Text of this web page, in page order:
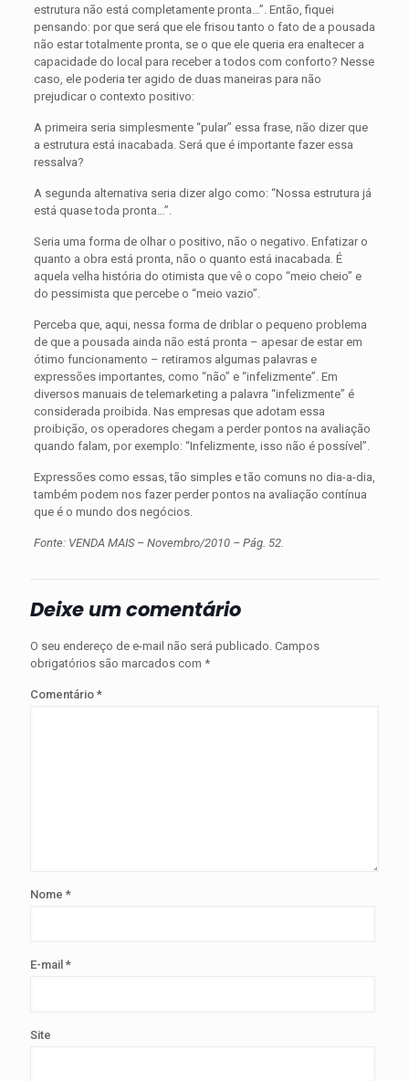
estrutura não está completamente pronta…”. Então, fiquei
pensando: por que será que ele frisou tanto o fato de a pousada
não estar total­mente pronta, se o que ele queria era enaltecer a
capa­cidade do local para receber a todos com conforto? Nesse
caso, ele poderia ter agido de duas maneiras para não
prejudicar o contexto positivo:
A primeira seria simplesmente “pular” essa frase, não dizer que
a estrutura está inacabada. Será que é importante fazer essa
ressalva?
A segunda alternativa seria dizer algo como: “Nossa estrutura já
está quase toda pronta…”.
Seria uma forma de olhar o positivo, não o negativo. Enfatizar o
quanto a obra está pronta, não o quanto está inacabada. É
aquela velha história do otimista que vê o copo “meio cheio” e
do pessimista que percebe o “meio vazio”.
Perceba que, aqui, nessa forma de driblar o peque­no problema
de que a pousada ainda não está pronta – apesar de estar em
ótimo funcionamento – retiramos algumas palavras e
expressões importantes, como “não” e “infelizmente”. Em
diversos manuais de telemarketing a palavra “infelizmente” é
considerada proibida. Nas empresas que adotam essa
proibição, os operadores chegam a perder pontos na avaliação
quando falam, por exemplo: “Infelizmente, isso não é possível”.
Expressões como essas, tão simples e tão comuns no dia-a-dia,
também podem nos fazer perder pontos na avaliação contínua
que é o mundo dos negócios.
Fonte: VENDA MAIS – Novembro/2010 – Pág. 52.
Deixe um comentário
O seu endereço de e-mail não será publicado. Campos
obrigatórios são marcados com *
Comentário *
Nome *
E-mail *
Site